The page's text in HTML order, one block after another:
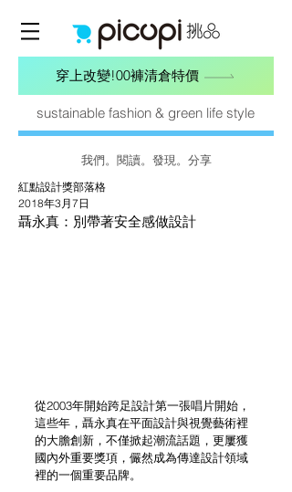
穿上改變!00褲清倉特價
sustainable fashion & green life style
我們。閱讀。發現。分享
聶永真：別帶著安全感做設計
紅點設計獎部落格
2018年3月7日
從2003年開始跨足設計第一張唱片開始，
這些年，聶永真在平面設計與視覺藝術裡
的大膽創新，不僅掀起潮流話題，更屢獲
國內外重要獎項，儼然成為傳達設計領域
裡的一個重要品牌。